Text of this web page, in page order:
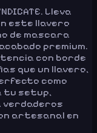
Lleva
este llavero
de mascara
premium.
con borde
que un llavero,
como
tu setup,
verdaderos
artesanal en